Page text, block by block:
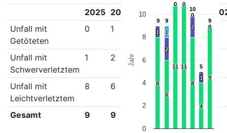
2025 2024 2023 2022 2021
Unfall mit
Getöteten
0 1 0 0
Unfall mit
Schwerverletztem
1 2 0 2 1
Unfall mit
Leichtverletztem
8 6 11 11 8 4
Gesamt 9 9
Jahr
9
9 9
9
10
10
5
5
9
9
1
1
0
0 0
0
0
0
0
0
1
1
2
2
2
2
1
1
8
8
6
6
11
11 11
11
8
8
4
4
9
9
0
2
4
6
8
10